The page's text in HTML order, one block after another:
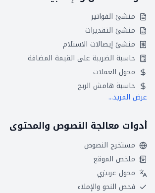
منشئ الفواتير
منشئ التقديرات
منشئ إيصالات الاستلام
حاسبة الضريبة على القيمة المضافة
محول العملات
حاسبة هامش الربح
عرض المزيد...
أدوات معالجة النصوص والمحتوى
مستخرج النصوص
ملخص الموقع
محول عربيزي
فحص النحو والإملاء